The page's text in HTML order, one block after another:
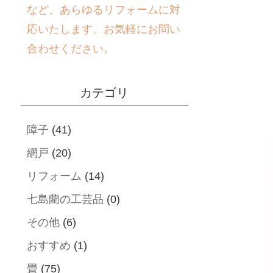
など、あらゆるリフォームに対
応いたします。お気軽にお問い
合わせください。
カテゴリ
障子 (41)
網戸 (20)
リフォーム (14)
七島藺の工芸品 (0)
その他(6)
おすすめ (1)
畳 (75)